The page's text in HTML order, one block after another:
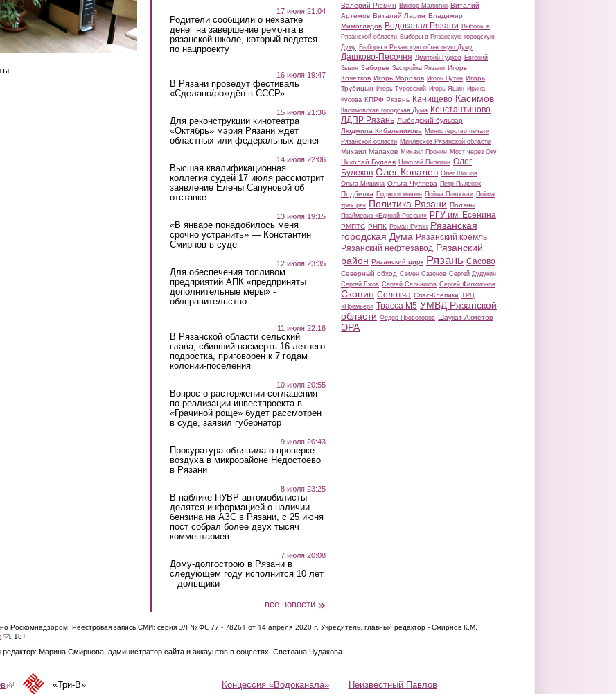
17 июля 21:04
Родители сообщили о нехватке
денег на завершение ремонта в
рязанской школе, который ведется
по нацпроекту
16 июля 19:47
В Рязани проведут фестиваль
«Сделано/рождён в СССР»
15 июля 21:36
Для реконструкции кинотеатра
«Октябрь» мэрия Рязани ждет
областных или федеральных денег
14 июля 22:06
Высшая квалификационная
коллегия судей 17 июля рассмотрит
заявление Елены Сапуновой об
отставке
13 июля 19:15
«В январе понадобилось меня
срочно устранить» — Константин
Смирнов в суде
12 июля 23:35
Для обеспечения топливом
предприятий АПК «предприняты
дополнительные меры» -
облправительство
11 июля 22:16
В Рязанской области сельский
глава, сбивший насмерть 16-летнего
подростка, приговорен к 7 годам
колонии-поселения
10 июля 20:55
Вопрос о расторжении соглашения
по реализации инвестпроекта в
«Грачиной роще» будет рассмотрен
в суде, заявил губернатор
9 июля 20:43
Прокуратура объявила о проверке
воздуха в микрорайоне Недостоево
в Рязани
8 июля 23:25
В паблике ПУВР автомобилисты
делятся информацией о наличии
бензина на АЗС в Рязани, с 25 июня
пост собрал более двух тысяч
комментариев
7 июля 20:08
Дому-долгострою в Рязани в
следующем году исполнится 10 лет
– дольщики
все новости
Валерий Рюмин Виктор Малюгин Виталий
Артемов Виталий Ларин Владимир
Мимоглядов Водоканал Рязани Выборы в
Рязанской области Выборы в Рязанскую городскую
Думу Выборы в Рязанскую областную Думу
Дашково-Песочня Дмитрий Гудков Евгений
Зызин Заборье Застройка Рязани Игорь
Кочетков Игорь Морозов Игорь Путин Игорь
Трубицын Игорь Туровский Игорь Яшин Ирина
Кусова КПРФ Рязань Канищево Касимов
Касимовская городская Дума Константиново
ЛДПР Рязань Лыбедский бульвар
Людмила Кибальникова Министерство печати
Рязанской области Минлесхоз Рязанской области
Михаил Малахов Михаил Пронин Мост через Оку
Николай Булаев Николай Пилюгин Олег
Булеков Олег Ковалев Олег Шишов
Ольга Мишина Ольга Чуляева Петр Пыленок
Подбелка Поджоги машин Пойма Павловки Пойма
трех рек Политика Рязани Поляны
Праймериз «Единой России» РГУ им. Есенина
РМПТС РНПК Роман Путин Рязанская
городская Дума Рязанский кремль
Рязанский нефтезавод Рязанский
район Рязанский цирк Рязань Сасово
Северный обход Семен Сазонов Сергей Дудукин
Сергей Ежов Сергей Сальников Сергей Филимонов
Скопин Солотча Спас-Клепики ТРЦ
«Премьер» Трасса М5 УМВД Рязанской
области Федор Провоторов Шаукат Ахметов
ЭРА
Роскомнадзором. Реестровая запись СМИ: серия ЭЛ № ФС 77 - 78261 от 14 апреля 2020 г. Учредитель, главный редактор - Смирнов К.М.
(link sends e-mail)
. 18+
Марина Смирнова, администратор сайта и аккаунтов в соцсетях: Светлана Чудакова.
Концессия «Водоканала» Неизвестный Павлов
(link is external)«Три-В»